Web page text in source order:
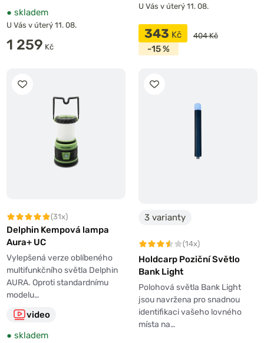
● skladem
U Vás v úterý 11. 08.
1 259 Kč
U Vás v úterý 11. 08.
343 Kč 404 Kč
-15 %
(31x)
Delphin Kempová lampa
Aura+ UC
Vylepšená verze oblíbeného
multifunkčního světla Delphin
AURA. Oproti standardnímu
modelu…
video
● skladem
3 varianty
(14x)
Holdcarp Poziční Světlo
Bank Light
Polohová světla Bank Light
jsou navržena pro snadnou
identifikaci vašeho lovného
místa na…